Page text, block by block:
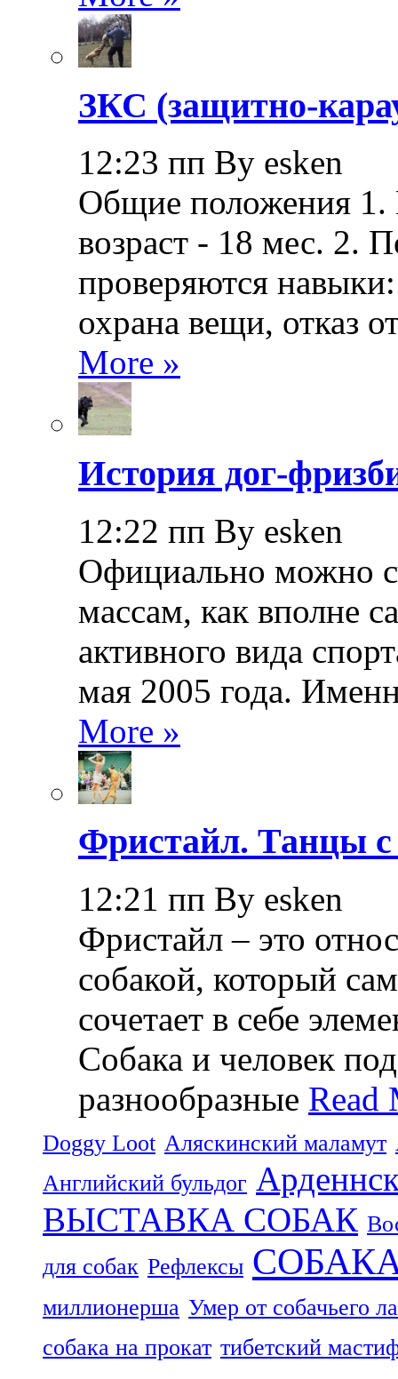
ЗКС (защитно-
12:23 пп By esken
Общие положения
возраст - 18 мес. 2.
проверяются
охрана вещи, отказ
More »
История дог-
12:22 пп By esken
Официально можно
массам, как вполне
активного вида
мая 2005 года.
More »
Фристайл. Танцы с
12:21 пп By esken
Фристайл – это
собакой, который
сочетает в себе
Собака и человек
разнообразные Read
Doggy Loot Аляскинский маламут
Английский бульдог
ВЫСТАВКА СОБАК
для собак Рефлексы
миллионерша Умер от собачьего
собака на прокат тибетский